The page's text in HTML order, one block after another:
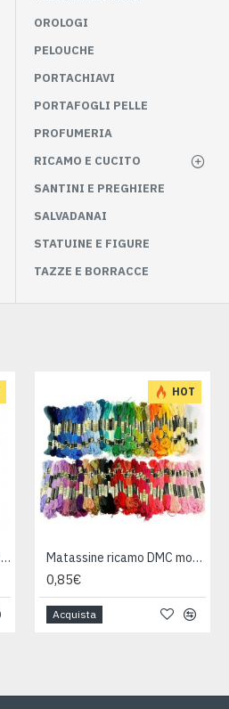
OROLOGI
PELOUCHE
PORTACHIAVI
PORTAFOGLI PELLE
PROFUMERIA
RICAMO E CUCITO
SANTINI E PREGHIERE
SALVADANAI
STATUINE E FIGURE
TAZZE E BORRACCE
Maglietta T-SHIRT Fruit of The Loom HEAVY varie taglie
HOT
Matassine ricamo DMC moulinè da colore 400 a 799
0,85€
Acquista